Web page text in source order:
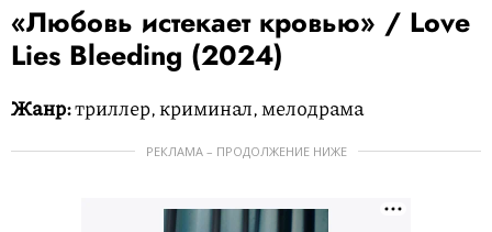
«Любовь истекает кровью» / Love
Lies Bleeding (2024)
Жанр:триллер, криминал, мелодрама
РЕКЛАМА – ПРОДОЛЖЕНИЕ НИЖЕ